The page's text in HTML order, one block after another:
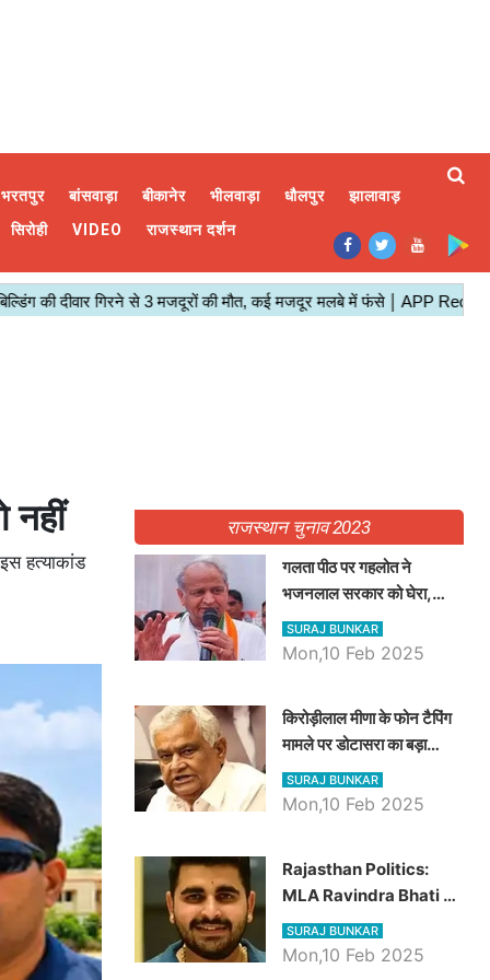
भरतपुर बांसवाड़ा बीकानेर भीलवाड़ा धौलपुर
झालावाड़
सिरोही VIDEO राजस्थान दर्शन
नहीं
हत्याकांड
राजस्थान चुनाव 2023
गलता पीठ पर गहलोत ने
भजनलाल सरकार को घेरा,
Video में देखें अब तक बड़ी
खबरें
SURAJ BUNKAR
Mon,10 Feb 2025
किरोड़ीलाल मीणा के फोन टैपिंग
मामले पर डोटासरा का बड़ा
आरोप, वीडियो में देखें AZ बड़ी
खबरें
SURAJ BUNKAR
Mon,10 Feb 2025
Rajasthan Politics:
MLA Ravindra Bhati ने
प्रदेश की शिक्षा व्यवस्था पर
उठाए सवाल, Madan
SURAJ BUNKAR
Mon,10 Feb 2025